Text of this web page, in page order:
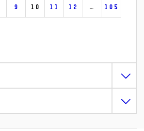
9 10 11 12 … 105